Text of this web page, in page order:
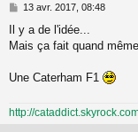
M
s
s
13 avr. 2017, 08:48
Il y a de l'idée...
Mais ça fait quand
Une Caterham F1
http://